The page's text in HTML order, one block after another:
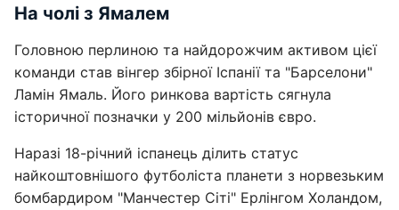
На чолі з Ямалем
Головною перлиною та найдорожчим активом цієї
команди став вінгер збірної Іспанії та "Барселони"
Ламін Ямаль. Його ринкова вартість сягнула
історичної позначки у 200 мільйонів євро.
Наразі 18-річний іспанець ділить статус
найкоштовнішого футболіста планети з норвезьким
бомбардиром "Манчестер Сіті" Ерлінгом Холандом,